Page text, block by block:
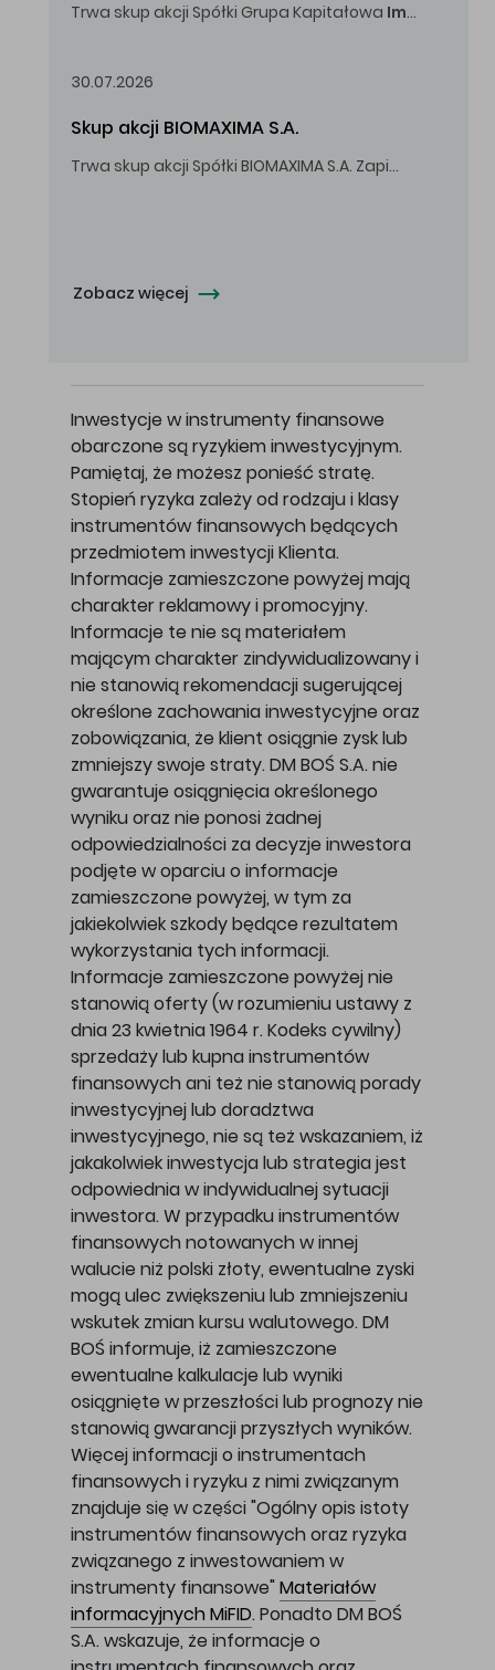
Trwa skup akcji Spółki Grupa Kapitałowa Immobile
30.07.2026
Skup akcji BIOMAXIMA S.A.
Trwa skup akcji Spółki BIOMAXIMA S.A. Zapisy do 4 sierpnia 2026 r. do godz. 16.00.
Zobacz więcej
Inwestycje w instrumenty finansowe
obarczone są ryzykiem inwestycyjnym.
Pamiętaj, że możesz ponieść stratę.
Stopień ryzyka zależy od rodzaju i klasy
instrumentów finansowych będących
przedmiotem inwestycji Klienta.
Informacje zamieszczone powyżej mają
charakter reklamowy i promocyjny.
Informacje te nie są materiałem
mającym charakter zindywidualizowany i
nie stanowią rekomendacji sugerującej
określone zachowania inwestycyjne oraz
zobowiązania, że klient osiągnie zysk lub
zmniejszy swoje straty. DM BOŚ S.A. nie
gwarantuje osiągnięcia określonego
wyniku oraz nie ponosi żadnej
odpowiedzialności za decyzje inwestora
podjęte w oparciu o informacje
zamieszczone powyżej, w tym za
jakiekolwiek szkody będące rezultatem
wykorzystania tych informacji.
Informacje zamieszczone powyżej nie
stanowią oferty (w rozumieniu ustawy z
dnia 23 kwietnia 1964 r. Kodeks cywilny)
sprzedaży lub kupna instrumentów
finansowych ani też nie stanowią porady
inwestycyjnej lub doradztwa
inwestycyjnego, nie są też wskazaniem, iż
jakakolwiek inwestycja lub strategia jest
odpowiednia w indywidualnej sytuacji
inwestora. W przypadku instrumentów
finansowych notowanych w innej
walucie niż polski złoty, ewentualne zyski
mogą ulec zwiększeniu lub zmniejszeniu
wskutek zmian kursu walutowego. DM
BOŚ informuje, iż zamieszczone
ewentualne kalkulacje lub wyniki
osiągnięte w przeszłości lub prognozy nie
stanowią gwarancji przyszłych wyników.
Więcej informacji o instrumentach
finansowych i ryzyku z nimi związanym
znajduje się w części "Ogólny opis istoty
instrumentów finansowych oraz ryzyka
związanego z inwestowaniem w
instrumenty finansowe" Materiałów
informacyjnych MiFID. Ponadto DM BOŚ
S.A. wskazuje, że informacje o